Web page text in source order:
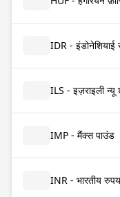
IDR - इंडोनेशियाई
ILS - इज़राइली
IMP - मैंक्स पाउंड
INR - भारतीय